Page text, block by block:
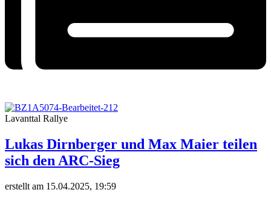
Lavanttal Rallye
Lukas Dirnberger und Max Maier teilen
sich den ARC-Sieg
erstellt am 15.04.2025, 19:59